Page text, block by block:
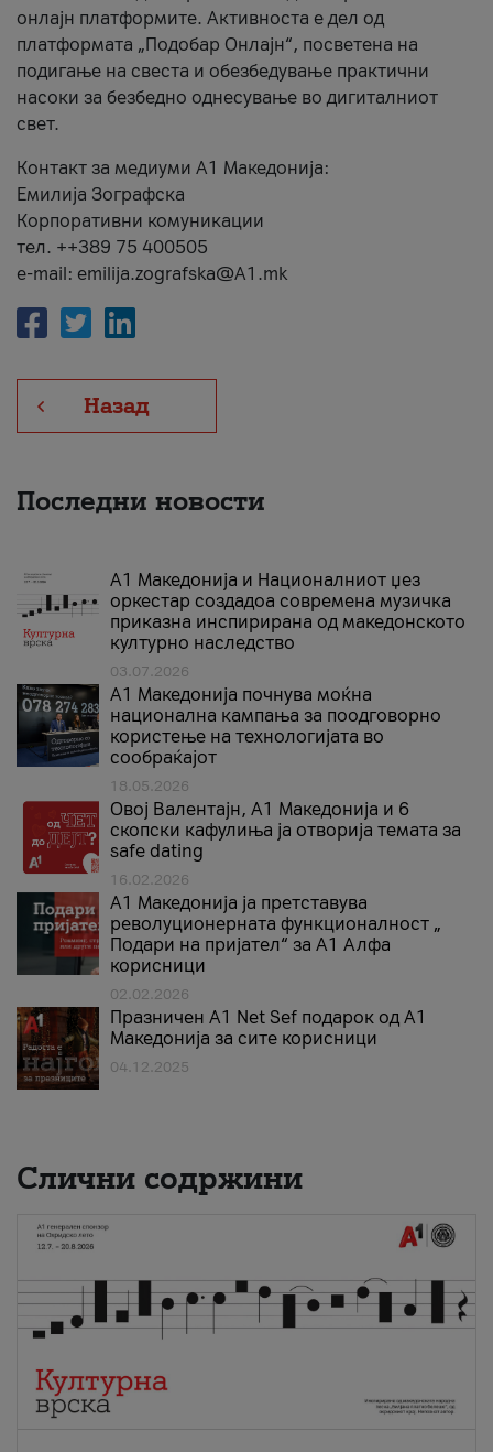
онлајн платформите. Активноста е дел од
платформата „Подобар Онлајн“, посветена на
подигање на свеста и обезбедување практични
насоки за безбедно однесување во дигиталниот
свет.
Контакт за медиуми А1 Македонија:
Емилија Зографска
Корпоративни комуникации
тел. ++389 75 400505
e-mail: emilija.zografska@A1.mk
Назад
Последни новости
А1 Македонија и Националниот џез
оркестар создадоа современа музичка
приказна инспирирана од македонското
културно наследство
03.07.2026
A1 Македонија почнува моќна
национална кампања за поодговорно
користење на технологијата во
сообраќајот
18.05.2026
Овој Валентајн, A1 Македонија и 6
скопски кафулиња ја отворија темата за
safe dating
16.02.2026
А1 Македонија ја претставува
револуционерната функционалност „
Подари на пријател“ за А1 Алфа
корисници
02.02.2026
Празничен A1 Net Sеf подарок од А1
Македонија за сите корисници
04.12.2025
Слични содржини